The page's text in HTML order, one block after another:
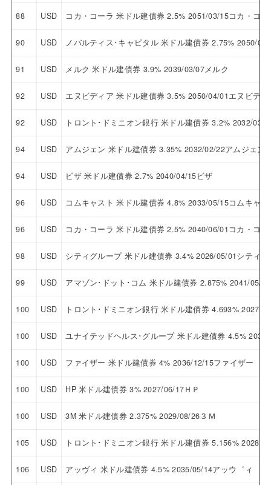
88 USD コカ・コーラ 米ドル建債券 2.5% 2051/03/15コカ・コー
90 USD ノバルティス･キャピタル 米ドル建債券 2.75% 2050/
91 USD メルク 米ドル建債券 3.9% 2039/03/07メルク
92 USD エヌビディア 米ドル建債券 3.5% 2050/04/01エヌビディ
92 USD トロント･ドミニオン銀行 米ドル建債券 3.2% 2032/03/
94 USD アムジェン 米ドル建債券 3.35% 2032/02/22アムジェン
94 USD ビザ 米ドル建債券 2.7% 2040/04/15ビザ
96 USD コムキャスト 米ドル建債券 4.8% 2033/05/15コムキャス
96 USD コカ・コーラ 米ドル建債券 2.5% 2040/06/01コカ・コー
98 USD シティグループ 米ドル建債券 3.4% 2026/05/01シティグ
99 USD アマゾン･ドット･コム 米ドル建債券 2.875% 2041/05/
100 USD トロント･ドミニオン銀行 米ドル建債券 4.693% 2027/
100 USD ユナイテッドヘルス･グループ 米ドル建債券 4.5%
100 USD ファイザー 米ドル建債券 4% 2036/12/15ファイザー
100 USD HP 米ドル建債券 3% 2027/06/17ＨＰ
100 USD 3M 米ドル建債券 2.375% 2029/08/26３Ｍ
105 USD トロント･ドミニオン銀行 米ドル建債券 5.156% 2028/
106 USD アッヴィ 米ドル建債券 4.5% 2035/05/14アッウ゛ィ